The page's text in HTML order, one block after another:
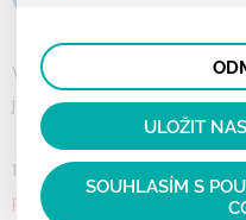
Vážení zákonní zástupci, v
jsme poupravili nastavení
1) výuka hudební výchovy
probíhat, avšak pouze v
vyhnout se nevhodným
nedůležitým nabídkám.
marketingové kampaně.
ULOŽIT
SOUHLASÍM S